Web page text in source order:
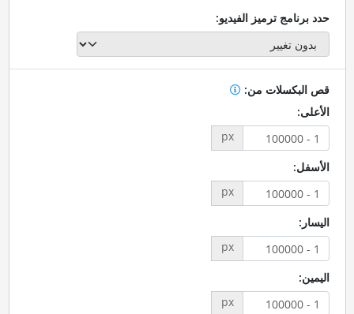
حدد برنامج ترميز الفيديو:
قص البكسلات من:
الأعلى:
px
الأسفل:
px
اليسار:
px
اليمين:
px